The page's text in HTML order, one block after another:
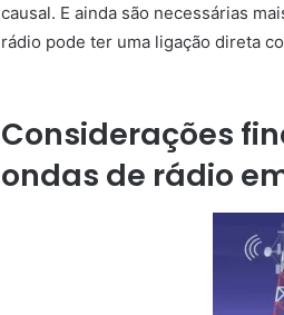
causal. E ainda são necessárias
rádio pode ter uma ligação direta
Considerações
ondas de rádio